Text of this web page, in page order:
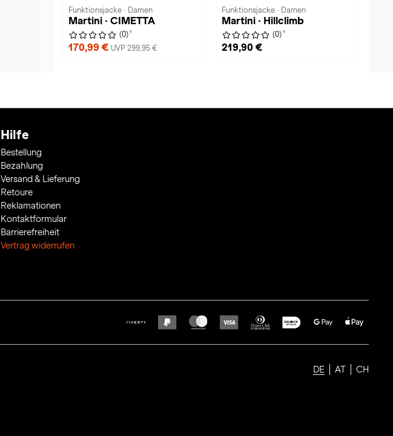
Funktionsjacke · Damen
Martini · CIMETTA
(0) 1
170,99 € UVP 299,95 €
Funktionsjacke · Damen
Martini · Hillclimb
(0) 1
219,90 €
Hilfe
Bestellung
Bezahlung
Versand & Lieferung
Retoure
Reklamationen
Kontaktformular
Barrierefreiheit
Vertrag widerrufen
DE AT CH